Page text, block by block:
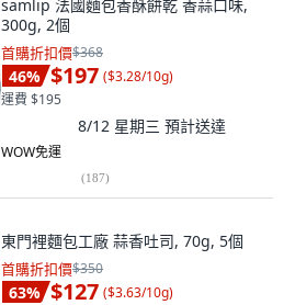
samlip 法國麵包香酥餅乾 香蒜口味,
300g, 2個
首購折扣價$368
46% $197 ($3.28/10g)
運費 $195
8/12 星期三 預計送達
WOW免運
(187)
東門裡麵包工廠 蒜香吐司, 70g, 5個
首購折扣價$350
63% $127 ($3.63/10g)